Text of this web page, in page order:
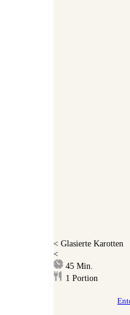
< Glasierte Karotten
<
45 Minuten
Min.
1 Portion